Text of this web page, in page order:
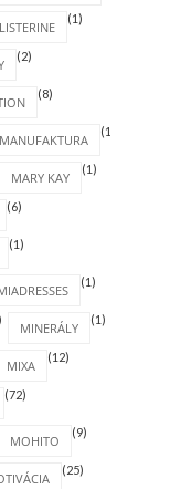
LISTERINE
(1)
(2)
(8)
MANUFAKTURA
(1)
MARY KAY
(1)
(6)
(1)
(1)
MINERÁLY
(1)
MIXA
(12)
(72)
MOHITO
(9)
(25)